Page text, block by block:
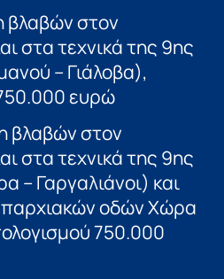
βλαβών στον
στα τεχνικά της 9ης
– Γιάλοβα),
ευρώ
βλαβών στον
στα τεχνικά της 9ης
– Γαργαλιάνοι) και
οδών Χώρα
750.000